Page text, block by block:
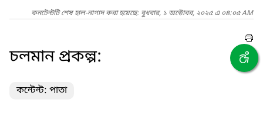
কনটেন্টটি শেষ হাল-নাগাদ করা হয়েছে: বুধবার, ১ অক্টোবর, ২০২৫ এ ০৪:০৫ AM
চলমান প্রকল্প:
কন্টেন্ট: পাতা